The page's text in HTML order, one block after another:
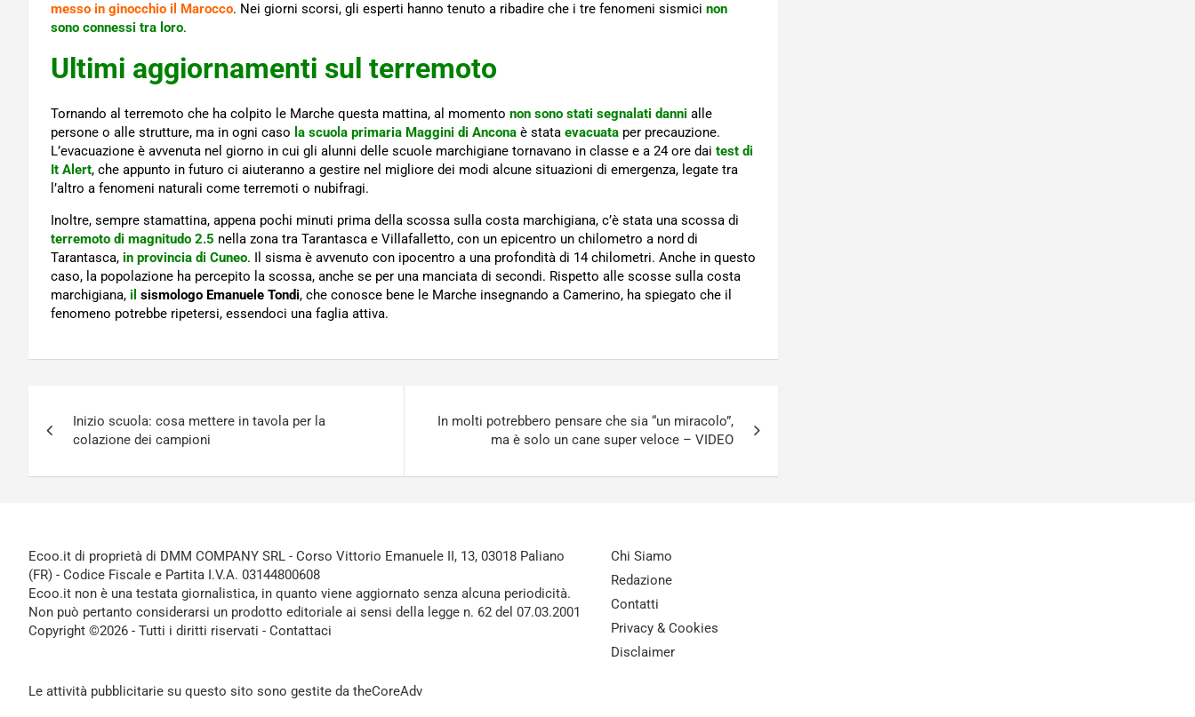
messo in ginocchio il Marocco. Nei giorni scorsi, gli esperti hanno tenuto a ribadire che i tre fenomeni sismici non
sono connessi tra loro.
Ultimi aggiornamenti sul terremoto
Tornando al terremoto che ha colpito le Marche questa mattina, al momento non sono stati segnalati danni alle
persone o alle strutture, ma in ogni caso la scuola primaria Maggini di Ancona è stata evacuata per precauzione.
L’evacuazione è avvenuta nel giorno in cui gli alunni delle scuole marchigiane tornavano in classe e a 24 ore dai test di
It Alert, che appunto in futuro ci aiuteranno a gestire nel migliore dei modi alcune situazioni di emergenza, legate tra
l’altro a fenomeni naturali come terremoti o nubifragi.
Inoltre, sempre stamattina, appena pochi minuti prima della scossa sulla costa marchigiana, c’è stata una scossa di
terremoto di magnitudo 2.5 nella zona tra Tarantasca e Villafalletto, con un epicentro un chilometro a nord di
Tarantasca, in provincia di Cuneo. Il sisma è avvenuto con ipocentro a una profondità di 14 chilometri. Anche in questo
caso, la popolazione ha percepito la scossa, anche se per una manciata di secondi. Rispetto alle scosse sulla costa
marchigiana, il sismologo Emanuele Tondi, che conosce bene le Marche insegnando a Camerino, ha spiegato che il
fenomeno potrebbe ripetersi, essendoci una faglia attiva.
articoli
Inizio scuola: cosa mettere in tavola per la
colazione dei campioni
In molti potrebbero pensare che sia “un miracolo”,
ma è solo un cane super veloce – VIDEO
Ecoo.it di proprietà di DMM COMPANY SRL - Corso Vittorio Emanuele II, 13, 03018 Paliano
(FR) - Codice Fiscale e Partita I.V.A. 03144800608
Ecoo.it non è una testata giornalistica, in quanto viene aggiornato senza alcuna periodicità.
Non può pertanto considerarsi un prodotto editoriale ai sensi della legge n. 62 del 07.03.2001
Copyright ©2026 - Tutti i diritti riservati - Contattaci
Le attività pubblicitarie su questo sito sono gestite da theCoreAdv
Chi Siamo
Redazione
Contatti
Privacy & Cookies
Disclaimer